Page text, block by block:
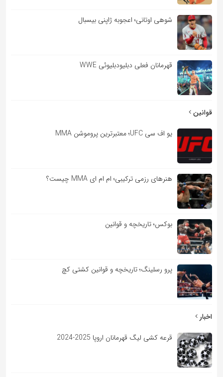
شوهی اوتانی؛ اعجوبه ژاپنی بیسبال
قهرمانان فعلی دبلیودبلیوئی WWE
قوانین
یو اف سی UFC؛ معتبرترین پروموشن MMA
هنرهای رزمی ترکیبی؛ ام ام ای MMA چیست؟
بوکس؛ تاریخچه و قوانین
پرو رسلینگ؛ تاریخچه و قوانین کشتی کچ
اخبار
قرعه کشی لیگ قهرمانان اروپا 2025-2024